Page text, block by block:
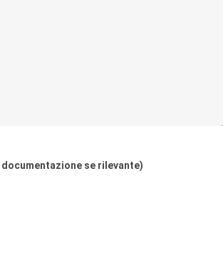
se rilevante)